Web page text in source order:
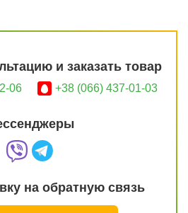
и заказать товар
06 +38 (066) 437-01-03
на обратную связь